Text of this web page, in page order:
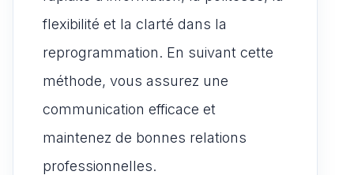
flexibilité et la clarté dans la
reprogrammation. En suivant cette
méthode, vous assurez une
communication efficace et
maintenez de bonnes relations
professionnelles.